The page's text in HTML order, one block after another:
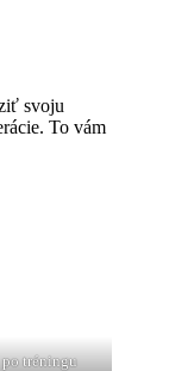
svoju
To vám
tréningu